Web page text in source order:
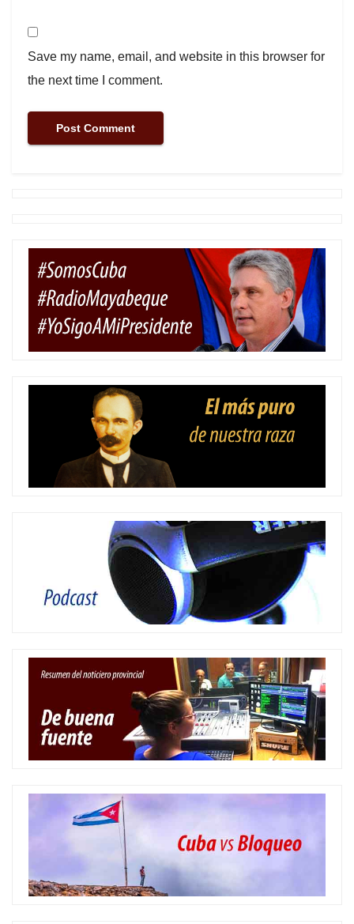
Save my name, email, and website in this browser for
the next time I comment.